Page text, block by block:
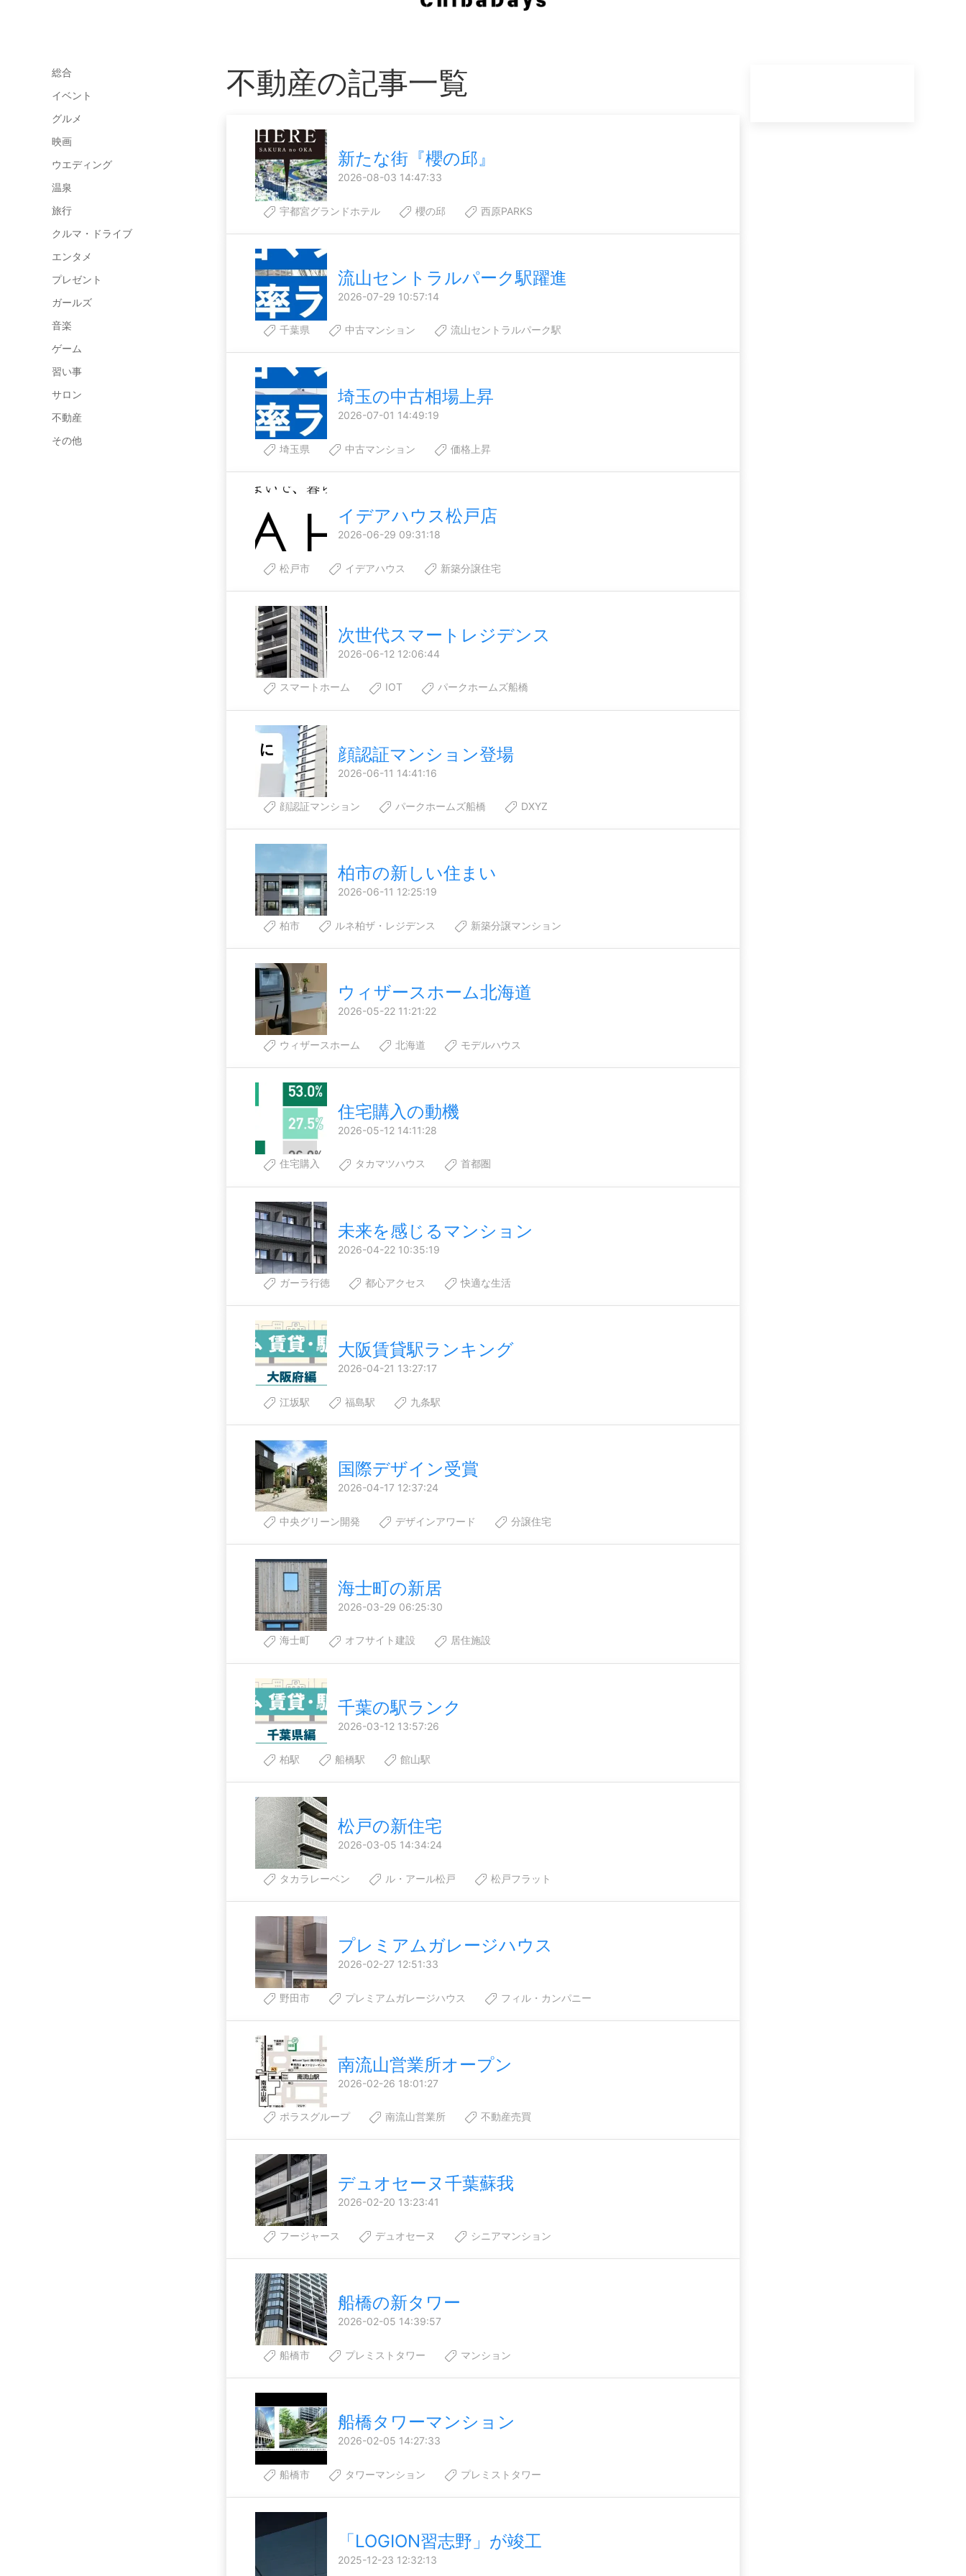
総合
イベント
グルメ
映画
ウエディング
温泉
旅行
クルマ・ドライブ
エンタメ
プレゼント
ガールズ
音楽
ゲーム
習い事
サロン
不動産
その他
不動産の記事一覧
新たな街『櫻の邱』
2026-08-03 14:47:33
宇都宮グランドホテル 櫻の邱 西原PARKS
流山セントラルパーク駅躍進
2026-07-29 10:57:14
千葉県 中古マンション 流山セントラルパーク駅
埼玉の中古相場上昇
2026-07-01 14:49:19
埼玉県 中古マンション 価格上昇
イデアハウス松戸店
2026-06-29 09:31:18
松戸市 イデアハウス 新築分譲住宅
次世代スマートレジデンス
2026-06-12 12:06:44
スマートホーム IOT パークホームズ船橋
顔認証マンション登場
2026-06-11 14:41:16
顔認証マンション パークホームズ船橋 DXYZ
柏市の新しい住まい
2026-06-11 12:25:19
柏市 ルネ柏ザ・レジデンス 新築分譲マンション
ウィザースホーム北海道
2026-05-22 11:21:22
ウィザースホーム 北海道 モデルハウス
住宅購入の動機
2026-05-12 14:11:28
住宅購入 タカマツハウス 首都圏
未来を感じるマンション
2026-04-22 10:35:19
ガーラ行徳 都心アクセス 快適な生活
大阪賃貸駅ランキング
2026-04-21 13:27:17
江坂駅 福島駅 九条駅
国際デザイン受賞
2026-04-17 12:37:24
中央グリーン開発 デザインアワード 分譲住宅
海士町の新居
2026-03-29 06:25:30
海士町 オフサイト建設 居住施設
千葉の駅ランク
2026-03-12 13:57:26
柏駅 船橋駅 館山駅
松戸の新住宅
2026-03-05 14:34:24
タカラレーベン ル・アール松戸 松戸フラット
プレミアムガレージハウス
2026-02-27 12:51:33
野田市 プレミアムガレージハウス フィル・カンパニー
南流山営業所オープン
2026-02-26 18:01:27
ポラスグループ 南流山営業所 不動産売買
デュオセーヌ千葉蘇我
2026-02-20 13:23:41
フージャース デュオセーヌ シニアマンション
船橋の新タワー
2026-02-05 14:39:57
船橋市 プレミストタワー マンション
船橋タワーマンション
2026-02-05 14:27:33
船橋市 タワーマンション プレミストタワー
「LOGION習志野」が竣工
2025-12-23 12:32:13